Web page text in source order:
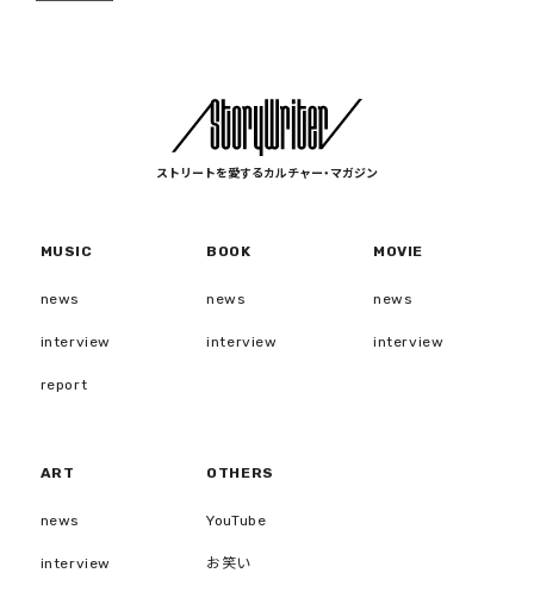
ストリートを愛するカルチャー・マガジン
MUSIC
news
interview
report
BOOK
news
interview
MOVIE
news
interview
ART
news
interview
OTHERS
YouTube
お笑い